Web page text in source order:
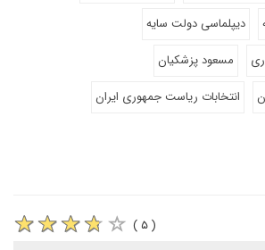
دیپلماسی دولت سایه
مسعود پزشکیان
انتخابات ریاست جمهوری ایران
( ۵ )